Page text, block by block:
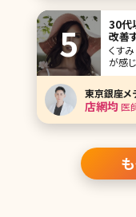
30代
改善
くす
が感
体に
うに
く、
ず、
ります。 くすみにはさまざま
きま
東京銀座メ
店網均医